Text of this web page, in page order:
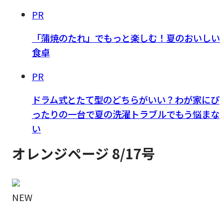
PR
「蒲焼のたれ」でもっと楽しむ！夏のおいしい
食卓
PR
ドラム式とたて型のどちらがいい？わが家にぴ
ったりの一台で夏の洗濯トラブルでもう悩まな
い
オレンジページ 8/17号
NEW